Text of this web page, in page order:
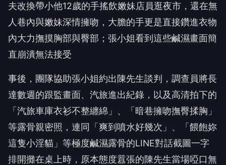
夫改換帶小他12歲的手搖飲嫩妹店員逛夜市，還在無
人巷內與嫩妹深情擁吻，大膽的手更是直接鑽進衣物
內大力撫摸胸部與臀部；張小姐看到這些鹹濕畫面簡
直崩潰無法接受
事後，團隊協助張小姐約出陳先生談判，調查員將長
達數週的跟監畫面、汽旅進出紀錄，以及高清拍下的
「汽旅車庫衣衫不整纏綿」、「暗巷擁吻撫臀揉胸」
等露骨親密照，連同「爽到噴水好幾次」、「餵飽妳
這隻小淫貓」等極度鹹濕露骨的LINE對話截圖一字
排開攤在桌上時，原本態度囂張的陳先生當場啞口無